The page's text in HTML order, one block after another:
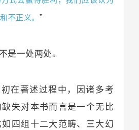
不正义。 ”
是一处两处。
在著述过程中，因诸多考
失对本书而言是一个无比
如四组十二大范畴、三大幻